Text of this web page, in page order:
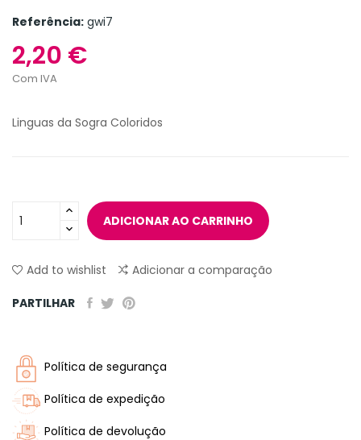
Referência: gwi7
2,20 €
Com IVA
Linguas da Sogra Coloridos
ADICIONAR AO CARRINHO
Add to wishlist Adicionar a comparação
PARTILHAR
Política de segurança
Política de expedição
Política de devolução